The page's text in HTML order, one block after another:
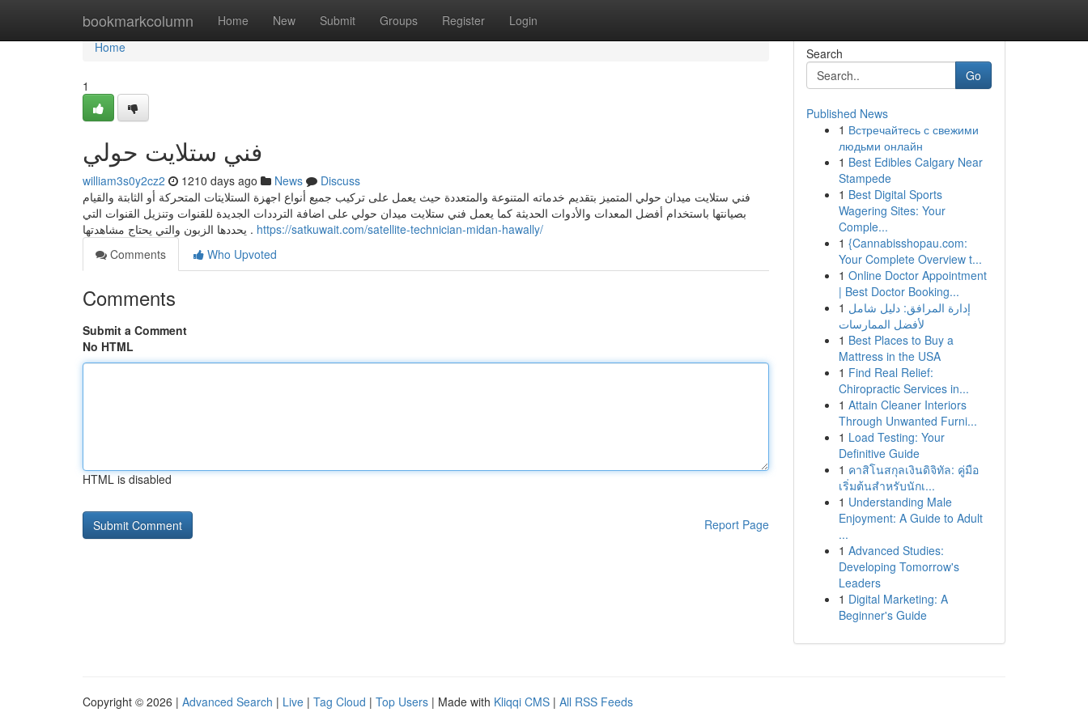
bookmarkcolumn Home New Submit Groups Register Login
Home
Home
1
فني ستلايت حولي
william3s0y2cz2 1210 days ago News
Discuss
فني ستلايت ميدان حولي المتميز بتقديم خدماته المتنوعة والمتعددة حيث يعمل على تركيب جميع أنواع اجهزة الستلايتات المتحركة أو الثابتة والقيام
بصيانتها باستخدام أفضل المعدات والأدوات الحديثة كما يعمل فني ستلايت ميدان حولي على اضافة الترددات الجديدة للقنوات وتنزيل القنوات التي
يحددها الزبون والتي يحتاج مشاهدتها . https://satkuwait.com/satellite-technician-midan-hawally/
Comments
Who Upvoted
Comments
Submit a Comment
No HTML
HTML is disabled
Report Page
Search
Go
Published News
1 Встречайтесь с свежими
людьми онлайн
1 Best Edibles Calgary Near
Stampede
1 Best Digital Sports
Wagering Sites: Your
Comple...
1 {Cannabisshopau.com:
Your Complete Overview t...
1 Online Doctor Appointment
| Best Doctor Booking...
1 إدارة المرافق: دليل شامل
لأفضل الممارسات
1 Best Places to Buy a
Mattress in the USA
1 Find Real Relief:
Chiropractic Services in...
1 Attain Cleaner Interiors
Through Unwanted Furni...
1 Load Testing: Your
Definitive Guide
1 คาสิโนสกุลเงินดิจิทัล: คู่มือ
เริ่มต้นสำหรับนักเ...
1 Understanding Male
Enjoyment: A Guide to Adult
...
1 Advanced Studies:
Developing Tomorrow's
Leaders
1 Digital Marketing: A
Beginner's Guide
Copyright © 2026 | Advanced Search | Live | Tag Cloud | Top Users | Made with Kliqqi CMS | All RSS Feeds